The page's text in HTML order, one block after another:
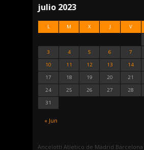
julio 2023
L M X J V
« Jun
3
4 5 6 7
10
11 12 13 14
17
18 19 20 21
24
25 26 27 28
31
Ancelotti Atletico de Madrid Barcelona